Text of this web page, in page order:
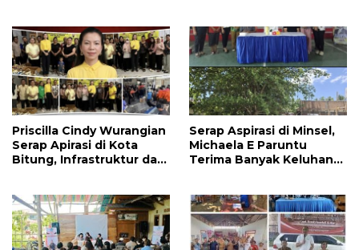
Jalan di Tandengan I
Priscilla Cindy Wurangian
Serap Apirasi di Kota
Bitung, Infrastruktur dan
Warga
Serap Aspirasi di Minsel,
Michaela E Paruntu
Terima Banyak Keluhan